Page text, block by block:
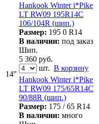
14"
Hankook Winter i*Pike
LT RW09 195R14C
106/104R (шип.)
Размер: 195 0 R14
В наличии: под заказ
Шип.
5 360 руб.
шт. В корзину
Hankook Winter i*Pike
LT RW09 175/65R14C
90/88R (шип.)
Размер: 175 / 65 R14
В наличии: много